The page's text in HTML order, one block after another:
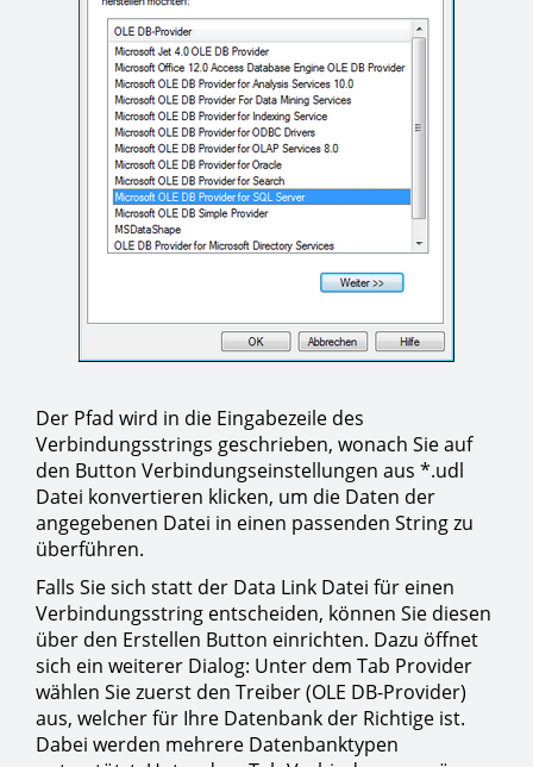
Der Pfad wird in die Eingabezeile des
Verbindungsstrings geschrieben, wonach Sie auf
den Button Verbindungseinstellungen aus *.udl
Datei konvertieren klicken, um die Daten der
angegebenen Datei in einen passenden String zu
überführen.
Falls Sie sich statt der Data Link Datei für einen
Verbindungsstring entscheiden, können Sie diesen
über den Erstellen Button einrichten. Dazu öffnet
sich ein weiterer Dialog: Unter dem Tab Provider
wählen Sie zuerst den Treiber (OLE DB-Provider)
aus, welcher für Ihre Datenbank der Richtige ist.
Dabei werden mehrere Datenbanktypen